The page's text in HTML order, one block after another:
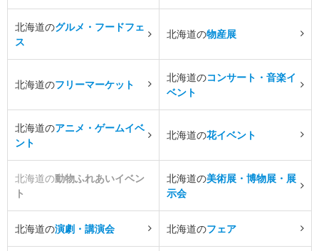
北海道のグルメ・フードフェ
ス
北海道の物産展
北海道のフリーマーケット
北海道のコンサート・音楽イ
ベント
北海道のアニメ・ゲームイベ
ント
北海道の花イベント
北海道の動物ふれあいイベン
ト
北海道の美術展・博物展・展
示会
北海道の演劇・講演会 北海道のフェア